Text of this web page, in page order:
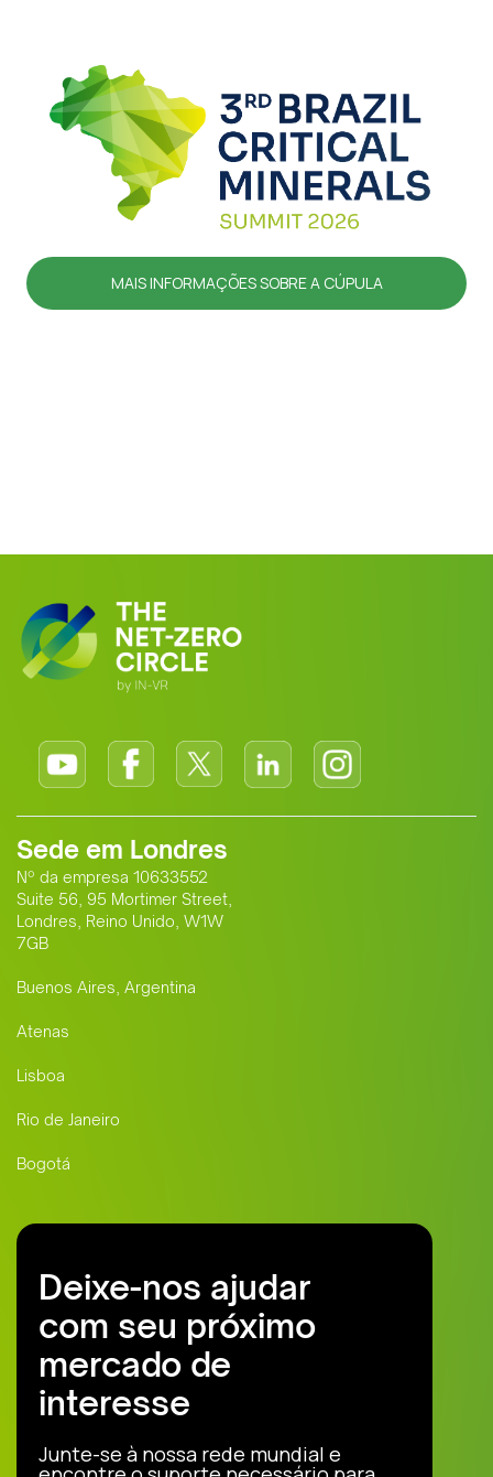
MAIS INFORMAÇÕES SOBRE A CÚPULA
Sede em Londres
Nº da empresa 10633552
Suite 56, 95 Mortimer Street,
Londres, Reino Unido, W1W
7GB
Buenos Aires, Argentina
Atenas
Lisboa
Rio de Janeiro
Bogotá
Deixe-nos ajudar
com seu próximo
mercado de
interesse
Junte-se à nossa rede mundial e